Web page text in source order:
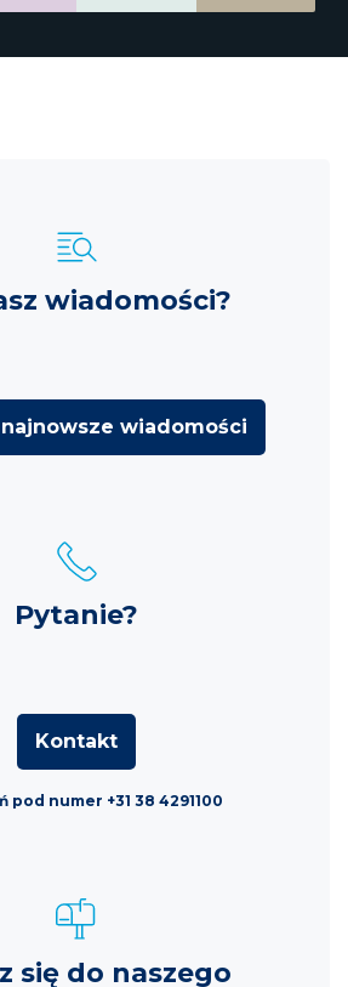
wiadomości?
wiadomości
Pytanie?
Kontakt
pod numer +31 38 4291100
się do naszego